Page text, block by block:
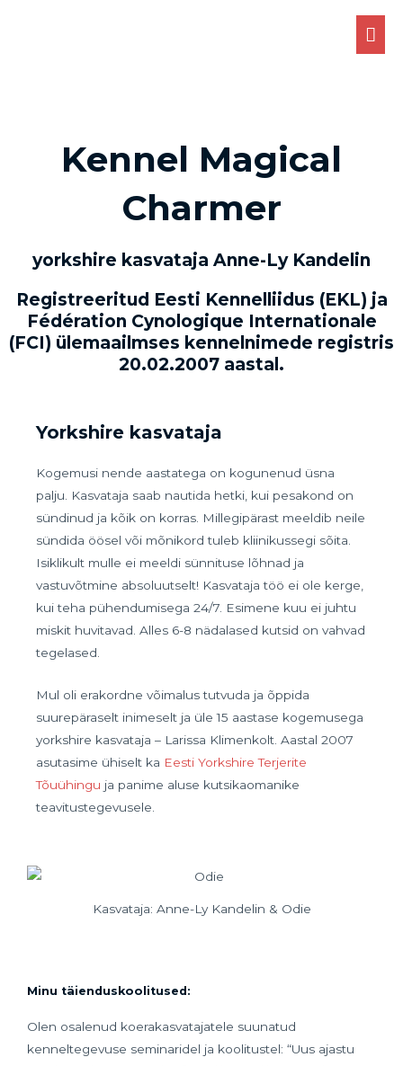
Kennel Magical
Charmer
yorkshire kasvataja Anne-Ly Kandelin
Registreeritud Eesti Kennelliidus (EKL) ja
Fédération Cynologique Internationale
(FCI) ülemaailmses kennelnimede registris
20.02.2007 aastal.
Yorkshire kasvataja
Kogemusi nende aastatega on kogunenud üsna
palju. Kasvataja saab nautida hetki, kui pesakond on
sündinud ja kõik on korras. Millegipärast meeldib neile
sündida öösel või mõnikord tuleb kliinikussegi sõita.
Isiklikult mulle ei meeldi sünnituse lõhnad ja
vastuvõtmine absoluutselt! Kasvataja töö ei ole kerge,
kui teha pühendumisega 24/7. Esimene kuu ei juhtu
miskit huvitavad. Alles 6-8 nädalased kutsid on vahvad
tegelased.
Mul oli erakordne võimalus tutvuda ja õppida
suurepäraselt inimeselt ja üle 15 aastase kogemusega
yorkshire kasvataja – Larissa Klimenkolt. Aastal 2007
asutasime ühiselt ka Eesti Yorkshire Terjerite
Tõuühingu ja panime aluse kutsikaomanike
teavitustegevusele.
Kasvataja: Anne-Ly Kandelin & Odie
Minu täienduskoolitused:
Olen osalenud koerakasvatajatele suunatud
kenneltegevuse seminaridel ja koolitustel: “Uus ajastu